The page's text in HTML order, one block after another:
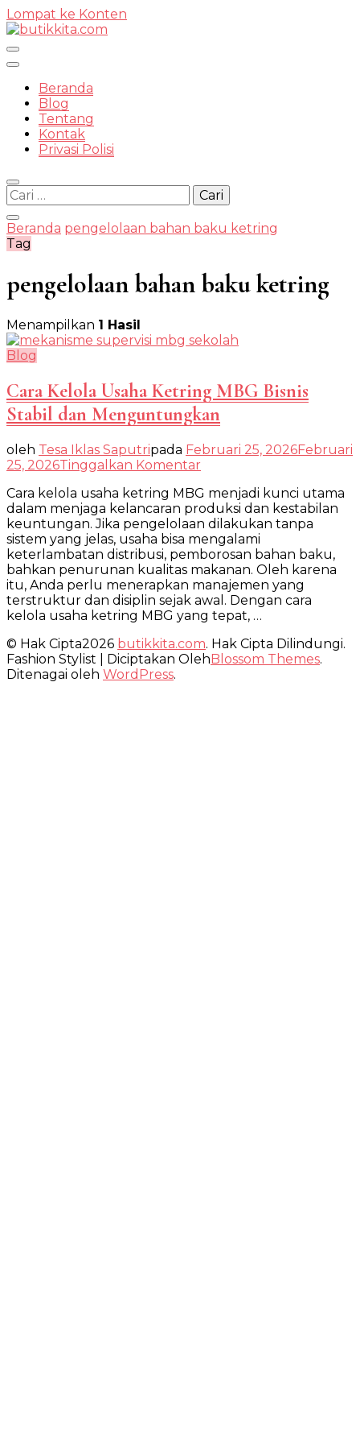
Lompat ke Konten
Beranda
Blog
Tentang
Kontak
Privasi Polisi
Cari
untuk:
Beranda pengelolaan bahan baku ketring
Tag
pengelolaan bahan baku ketring
Menampilkan 1 Hasil
Blog
Cara Kelola Usaha Ketring MBG Bisnis
Stabil dan Menguntungkan
oleh Tesa Iklas Saputripada Februari 25, 2026Februari
25, 2026Tinggalkan Komentar
Kelola
Usaha
Ketring
MBG
Bisnis
Stabil
dan
Menguntungkan
Cara kelola usaha ketring MBG menjadi kunci utama
dalam menjaga kelancaran produksi dan kestabilan
keuntungan. Jika pengelolaan dilakukan tanpa
sistem yang jelas, usaha bisa mengalami
keterlambatan distribusi, pemborosan bahan baku,
bahkan penurunan kualitas makanan. Oleh karena
itu, Anda perlu menerapkan manajemen yang
terstruktur dan disiplin sejak awal. Dengan cara
kelola usaha ketring MBG yang tepat, …
© Hak Cipta2026 butikkita.com. Hak Cipta Dilindungi.
Fashion Stylist | Diciptakan OlehBlossom Themes.
Ditenagai oleh WordPress.